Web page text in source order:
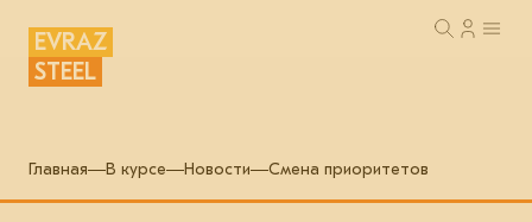
EVRAZ
STEEL
Главная В курсе Новости Смена приоритетов